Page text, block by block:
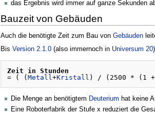
das Ergebnis wird immer auf ganze Sekunden
Bauzeit von Gebäuden
Auch die benötigte Zeit zum Bau von Gebäuden
Bis Version 2.1.0(also immernoch in Universum 20
Zeit in Stunden
= ( (Metall+Kristall ) / (2500 * (1
Die Menge an benötigtem Deuterium hat keine
Eine Roboterfabrik der Stufe x reduziert die